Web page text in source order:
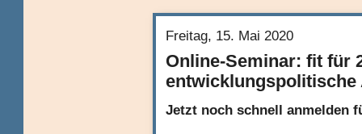
Freitag, 15. Mai 2020
Online-Seminar: fit für
entwicklungspolitische
Jetzt noch schnell anmelden